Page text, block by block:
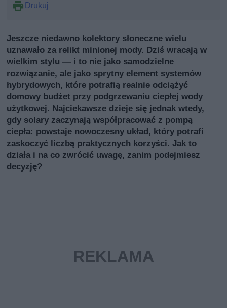
Drukuj
Jeszcze niedawno kolektory słoneczne wielu
uznawało za relikt minionej mody. Dziś wracają w
wielkim stylu — i to nie jako samodzielne
rozwiązanie, ale jako sprytny element systemów
hybrydowych, które potrafią realnie odciążyć
domowy budżet przy podgrzewaniu ciepłej wody
użytkowej. Najciekawsze dzieje się jednak wtedy,
gdy solary zaczynają współpracować z pompą
ciepła: powstaje nowoczesny układ, który potrafi
zaskoczyć liczbą praktycznych korzyści. Jak to
działa i na co zwrócić uwagę, zanim podejmiesz
decyzję?